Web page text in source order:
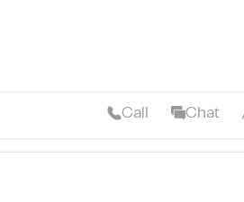
Call Chat